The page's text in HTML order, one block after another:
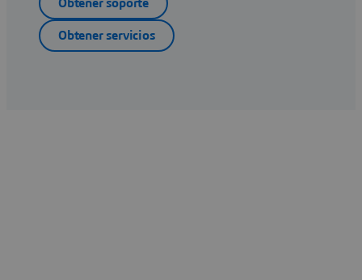
Obtener soporte
Obtener servicios